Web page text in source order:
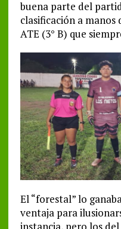
buena parte del
clasificación a
ATE (3° B) que
El “forestal” lo
ventaja para